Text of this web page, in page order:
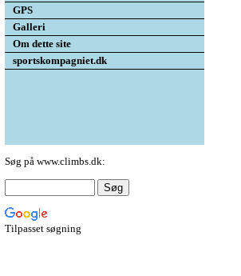
GPS
Galleri
Om dette site
sportskompagniet.dk
Søg på www.climbs.dk:
Tilpasset søgning